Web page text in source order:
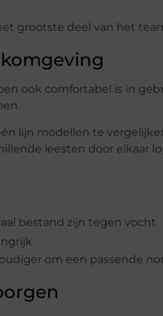
grootste deel van het
ook comfortabel is in
lijn modellen te
leesten door elkaar
bestand zijn tegen vocht
om een passende